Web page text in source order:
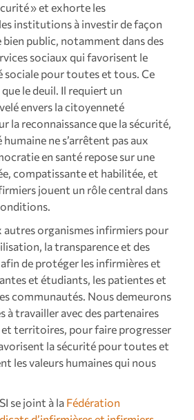
» et exhorte les
institutions à investir de façon
bien public, notamment dans des
sociaux qui favorisent le
sociale pour toutes et tous. Ce
le deuil. Il requiert un
envers la citoyenneté
la reconnaissance que la sécurité,
ne s’arrêtent pas aux
en santé repose sur une
compatissante et habilitée, et
jouent un rôle central dans
autres organismes infirmiers pour
la transparence et des
de protéger les infirmières et
et étudiants, les patientes et
communautés. Nous demeurons
à travailler avec des partenaires
et territoires, pour faire progresser
la sécurité pour toutes et
les valeurs humaines qui nous
se joint à la Fédération